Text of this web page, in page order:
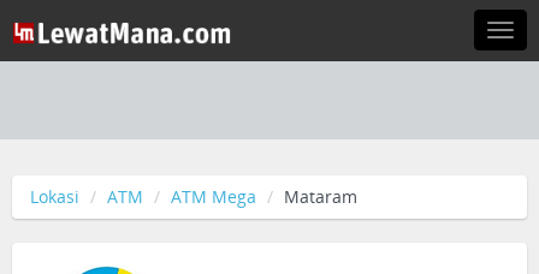
Lokasi ATM ATM Mega Mataram